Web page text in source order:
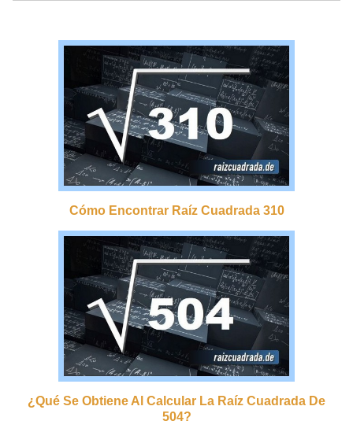
Cómo Encontrar Raíz Cuadrada 310
¿qué Se Obtiene Al Calcular La Raíz Cuadrada De
504?